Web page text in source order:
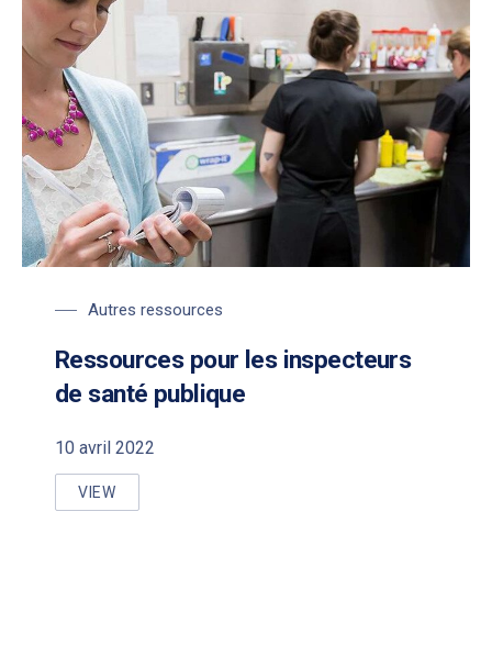
Autres ressources
Ressources pour les inspecteurs
de santé publique
10 avril 2022
VIEW
RESSOURCES POUR LES INSPECTEURS DE SANTÉ